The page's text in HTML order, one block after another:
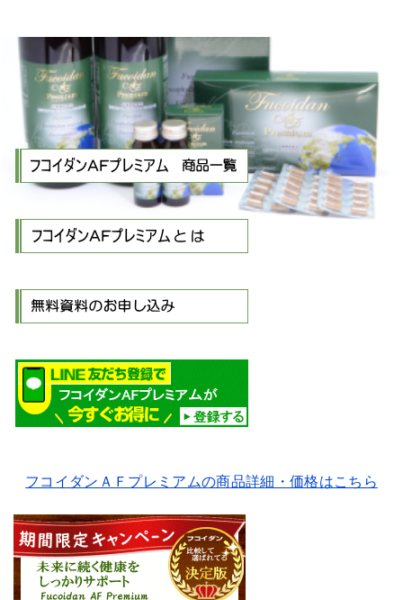
フコイダンＡＦプレミアムの商品詳細・価格はこちら